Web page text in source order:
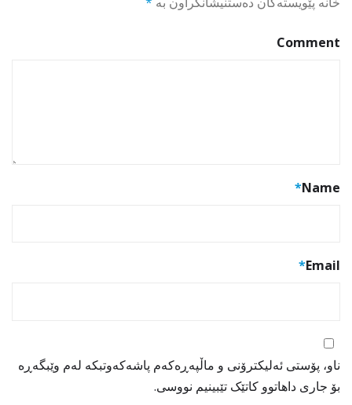
Comment
Name
*
Email
*
ناو، پۆستی ئەلیکترۆنی و ماڵپەڕەکەم پاشەکەوتبکە لەم وێبگەڕە
بۆ جاری داهاتوو کاتێک تێبینیم نووسی.